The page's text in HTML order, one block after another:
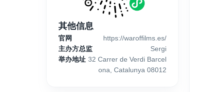
其他信息
官网
https://waroffilms.es/
主办方总监
Sergi
举办地址 32 Carrer de Verdi Barcel
ona, Catalunya 08012